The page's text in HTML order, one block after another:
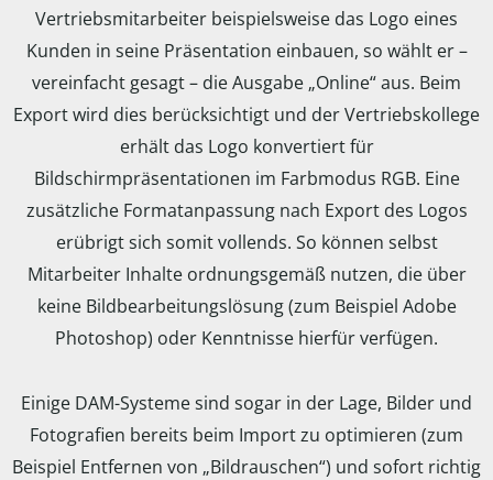
Vertriebsmitarbeiter beispielsweise das Logo eines
Kunden in seine Präsentation einbauen, so wählt er –
vereinfacht gesagt – die Ausgabe „Online“ aus. Beim
Export wird dies berücksichtigt und der Vertriebskollege
erhält das Logo konvertiert für
Bildschirmpräsentationen im Farbmodus RGB. Eine
zusätzliche Formatanpassung nach Export des Logos
erübrigt sich somit vollends. So können selbst
Mitarbeiter Inhalte ordnungsgemäß nutzen, die über
keine Bildbearbeitungslösung (zum Beispiel Adobe
Photoshop) oder Kenntnisse hierfür verfügen.
Einige DAM-Systeme sind sogar in der Lage, Bilder und
Fotografien bereits beim Import zu optimieren (zum
Beispiel Entfernen von „Bildrauschen“) und sofort richtig